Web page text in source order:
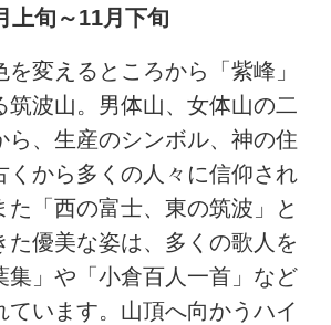
上旬～11月下旬
変えるところから「紫峰」
筑波山。男体山、女体山の二
ら、生産のシンボル、神の住
くから多くの人々に信仰され
た「西の富士、東の筑波」と
た優美な姿は、多くの歌人を
集」や「小倉百人一首」など
ています。山頂へ向かうハイ